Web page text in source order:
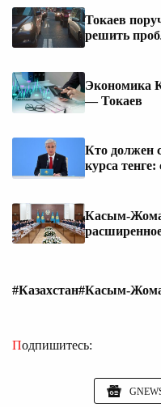
Токаев
решить
Экономика
— Токаев
Кто должен
курса
Касым-
#Казахстан#Касым-
Подпишитесь: